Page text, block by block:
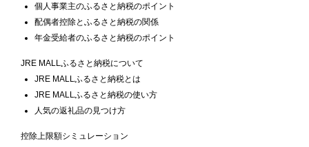
個人事業主のふるさと納税のポイント
配偶者控除とふるさと納税の関係
年金受給者のふるさと納税のポイント
JRE MALLふるさと納税について
JRE MALLふるさと納税とは
JRE MALLふるさと納税の使い方
人気の返礼品の見つけ方
控除上限額シミュレーション